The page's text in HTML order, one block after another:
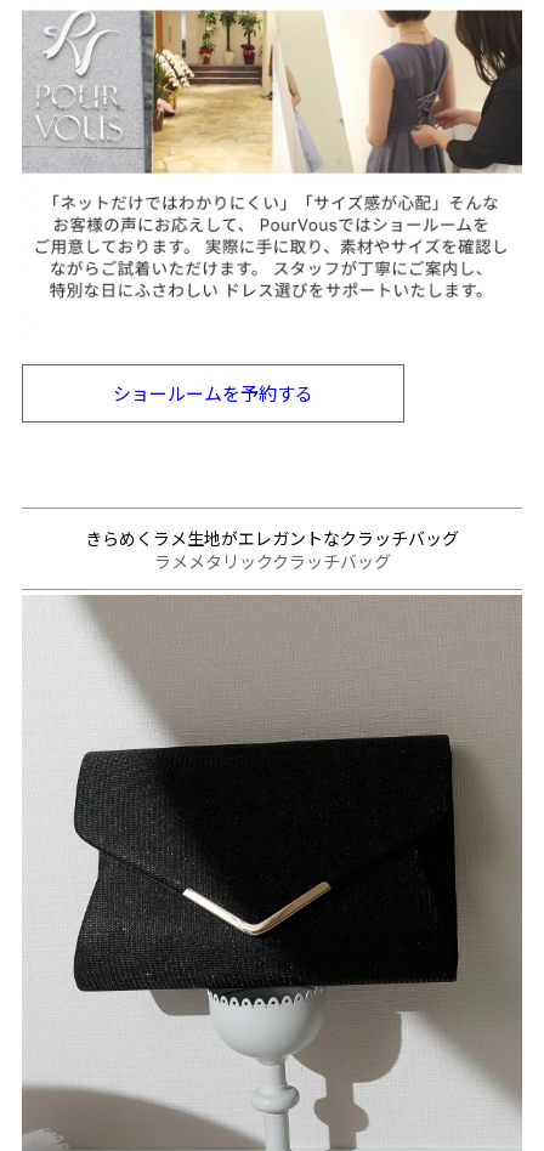
ショールームを予約する
きらめくラメ生地がエレガントなクラッチバッグ
ラメメタリッククラッチバッグ